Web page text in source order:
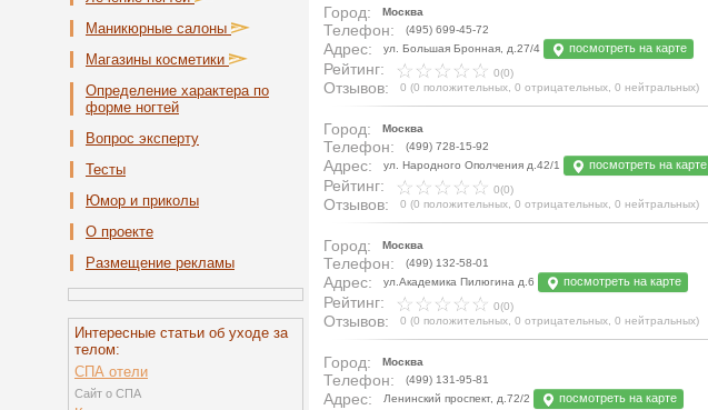
Маникюрные салоны
Магазины косметики
Определение характера по
форме ногтей
Вопрос эксперту
Тесты
Юмор и приколы
О проекте
Размещение рекламы
Интересные статьи об уходе за
телом:
СПА отели
Сайт о СПА
Город: Москва
Телефон: (495) 699-45-72
Адрес: ул. Большая Бронная, д.27/4 посмотреть на карте
Рейтинг: 0(0)
Отзывов: 0 (0 положительных 0 отрицательных 0 нейтральных)
Город: Москва
Телефон: (499) 728-15-92
Адрес: ул. Народного Ополчения д.42/1 посмотреть на карте
Рейтинг: 0(0)
Отзывов: 0 (0 положительных 0 отрицательных 0 нейтральных)
Город: Москва
Телефон: (499) 132-58-01
Адрес: ул.Академика Пилюгина д.6 посмотреть на карте
Рейтинг: 0(0)
Отзывов: 0 (0 положительных 0 отрицательных 0 нейтральных)
Город: Москва
Телефон: (499) 131-95-81
Адрес: Ленинский проспект, д.72/2 посмотреть на карте